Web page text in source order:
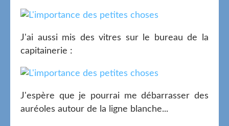
J'ai aussi mis des vitres sur le bureau de la
capitainerie :
J'espère que je pourrai me débarrasser des
auréoles autour de la ligne blanche...